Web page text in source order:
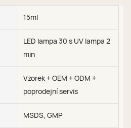
15ml
LED lampa 30 s UV lampa 2
min
Vzorek + OEM + ODM +
poprodejní servis
MSDS, GMP